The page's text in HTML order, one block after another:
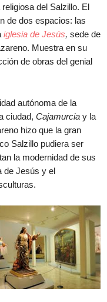
del Salzillo. El
de dos espacios: las
iglesia de Jesús, sede de
Muestra en su
de obras del genial
autónoma de la
ciudad, Cajamurcia y la
hizo que la gran
Salzillo pudiera ser
la modernidad de sus
de Jesús y el